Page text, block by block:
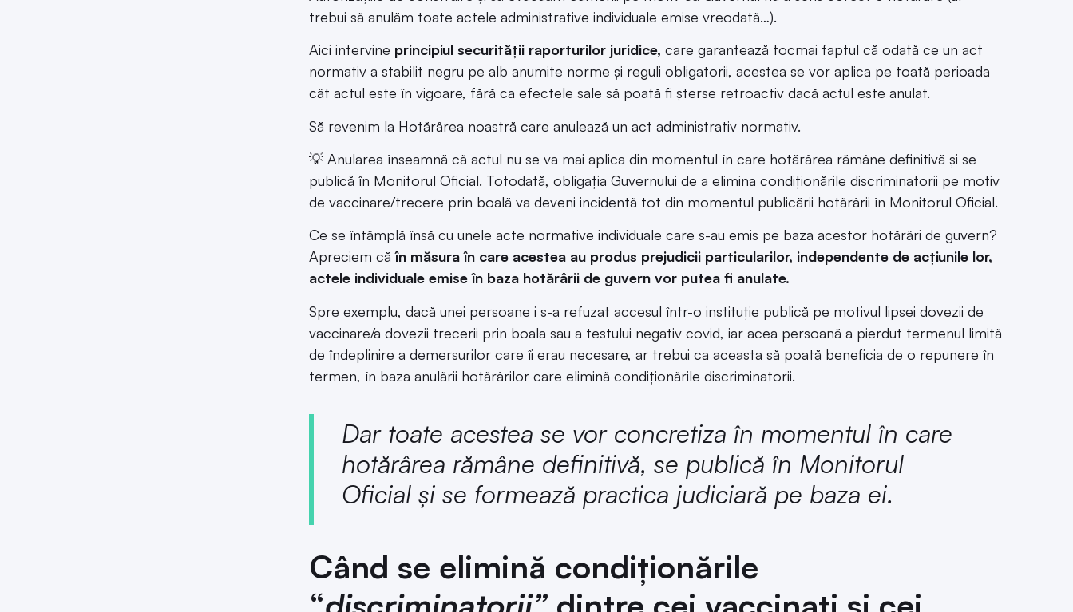
trebui să anulăm toate actele administrative individuale emise vreodată…).
Aici intervine principiul securității raporturilor juridice, care garantează tocmai faptul că odată ce un act
normativ a stabilit negru pe alb anumite norme și reguli obligatorii, acestea se vor aplica pe toată perioada
cât actul este în vigoare, fără ca efectele sale să poată fi șterse retroactiv dacă actul este anulat.
Să revenim la Hotărârea noastră care anulează un act administrativ normativ.
💡 Anularea înseamnă că actul nu se va mai aplica din momentul în care hotărârea rămâne definitivă și se
publică în Monitorul Oficial. Totodată, obligația Guvernului de a elimina condiționările discriminatorii pe motiv
de vaccinare/trecere prin boală va deveni incidentă tot din momentul publicării hotărârii în Monitorul Oficial.
Ce se întâmplă însă cu unele acte normative individuale care s-au emis pe baza acestor hotărâri de guvern?
Apreciem căîn măsura în care acestea au produs prejudicii particularilor, independente de acțiunile lor,
actele individuale emise în baza hotărârii de guvern vor putea fi anulate.
Spre exemplu, dacă unei persoane i s-a refuzat accesul într-o instituție publică pe motivul lipsei dovezii de
vaccinare/a dovezii trecerii prin boala sau a testului negativ covid, iar acea persoană a pierdut termenul limită
de îndeplinire a demersurilor care îi erau necesare, ar trebui ca aceasta să poată beneficia de o repunere în
termen, în baza anulării hotărârilor care elimină condiționările discriminatorii.
Dar toate acestea se vor concretiza în momentul în care
hotărârea rămâne definitivă, se publică în Monitorul
Oficial și se formează practica judiciară pe baza ei.
Când se elimină condiționările